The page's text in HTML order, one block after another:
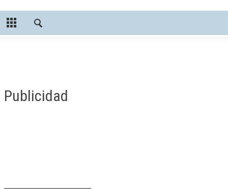
Publicidad